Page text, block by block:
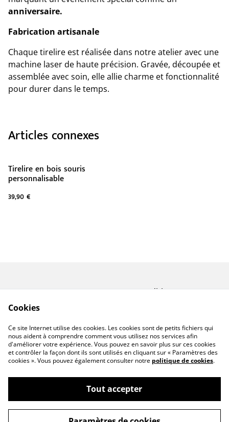
anniversaire.
Fabrication artisanale
Chaque tirelire est réalisée dans notre atelier avec une
machine laser de haute précision. Gravée, découpée et
assemblée avec soin, elle allie charme et fonctionnalité
pour durer dans le temps.
Articles connexes
Tirelire en bois souris
personnalisable
39,90 €
Contactez-nous Conditions
A propos de Miforge
Créations
©2026miforge CREATIONS
Cookies
Ce site Internet utilise des cookies. Les cookies sont de petits fichiers qui
nous aident à comprendre comment vous utilisez nos services afin
d'améliorer votre expérience. Vous pouvez en savoir plus sur ces cookies
et contrôler la façon dont ils sont utilisés en cliquant sur « Paramètres des
cookies ». Vous pouvez également consulter notre politique de cookies.
Tout accepter